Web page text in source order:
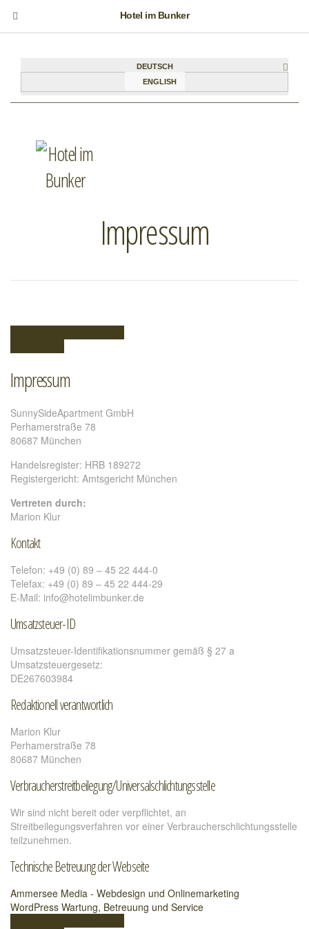
Hotel im Bunker
DEUTSCH
ENGLISH
Impressum
Impressum
SunnySideApartment GmbH
Perhamerstraße 78
80687 München
Handelsregister: HRB 189272
Registergericht: Amtsgericht München
Vertreten durch:
Marion Klur
Kontakt
Telefon: +49 (0) 89 – 45 22 444-0
Telefax: +49 (0) 89 – 45 22 444-29
E-Mail: info@hotelimbunker.de
Umsatzsteuer-ID
Umsatzsteuer-Identifikationsnummer gemäß § 27 a
Umsatzsteuergesetz:
DE267603984
Redaktionell verantwortlich
Marion Klur
Perhamerstraße 78
80687 München
Verbraucher­streit­beilegung/Universal­schlichtungs­stelle
Wir sind nicht bereit oder verpflichtet, an
Streitbeilegungsverfahren vor einer Verbraucherschlichtungsstelle
teilzunehmen.
Technische Betreuung der Webseite
Ammersee Media - Webdesign und Onlinemarketing
WordPress Wartung, Betreuung und Service